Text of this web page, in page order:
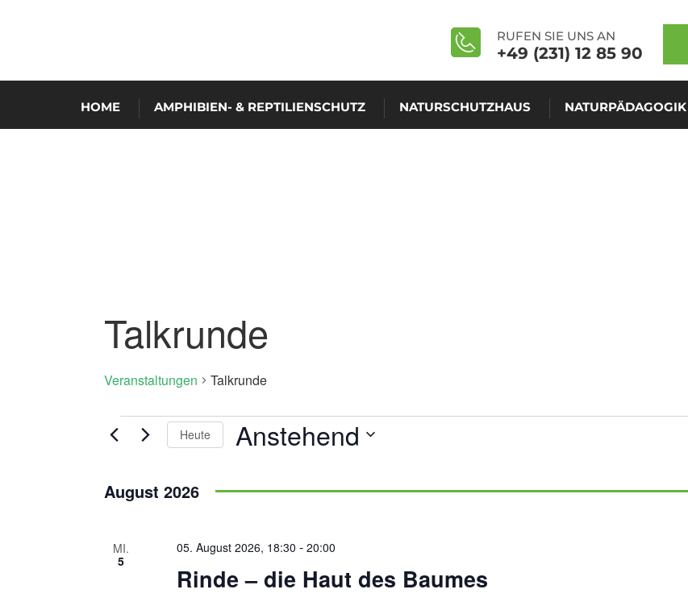
RUFEN SIE UNS AN
+49 (231) 12 85 90
HOME AMPHIBIEN- & REPTILIENSCHUTZ NATURSCHUTZHAUS NATURPÄDAGOGIK
Talkrunde
Veranstaltungen Talkrunde
Veranstaltungen
Heute Anstehend
August 2026
MI.
5
Rinde – die Haut des Baumes
05. August 2026, 18:30 - 20:00